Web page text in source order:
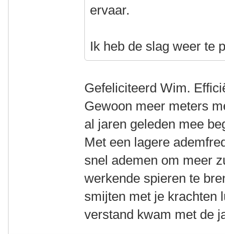
ervaar.
Ik heb de slag weer te
Gefeliciteerd Wim.
Gewoon meer meters
al jaren geleden mee
Met een lagere
snel ademen om meer
werkende spieren te
smijten met je krachten
verstand kwam met de